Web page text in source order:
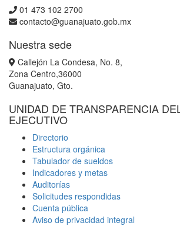
01 473 102 2700
contacto@guanajuato.gob.mx
Nuestra sede
Callejón La Condesa, No. 8,
Zona Centro,36000
Guanajuato, Gto.
UNIDAD DE TRANSPARENCIA
EJECUTIVO
Directorio
Estructura orgánica
Tabulador de sueldos
Indicadores y metas
Auditorías
Solicitudes respondidas
Cuenta pública
Aviso de privacidad integral